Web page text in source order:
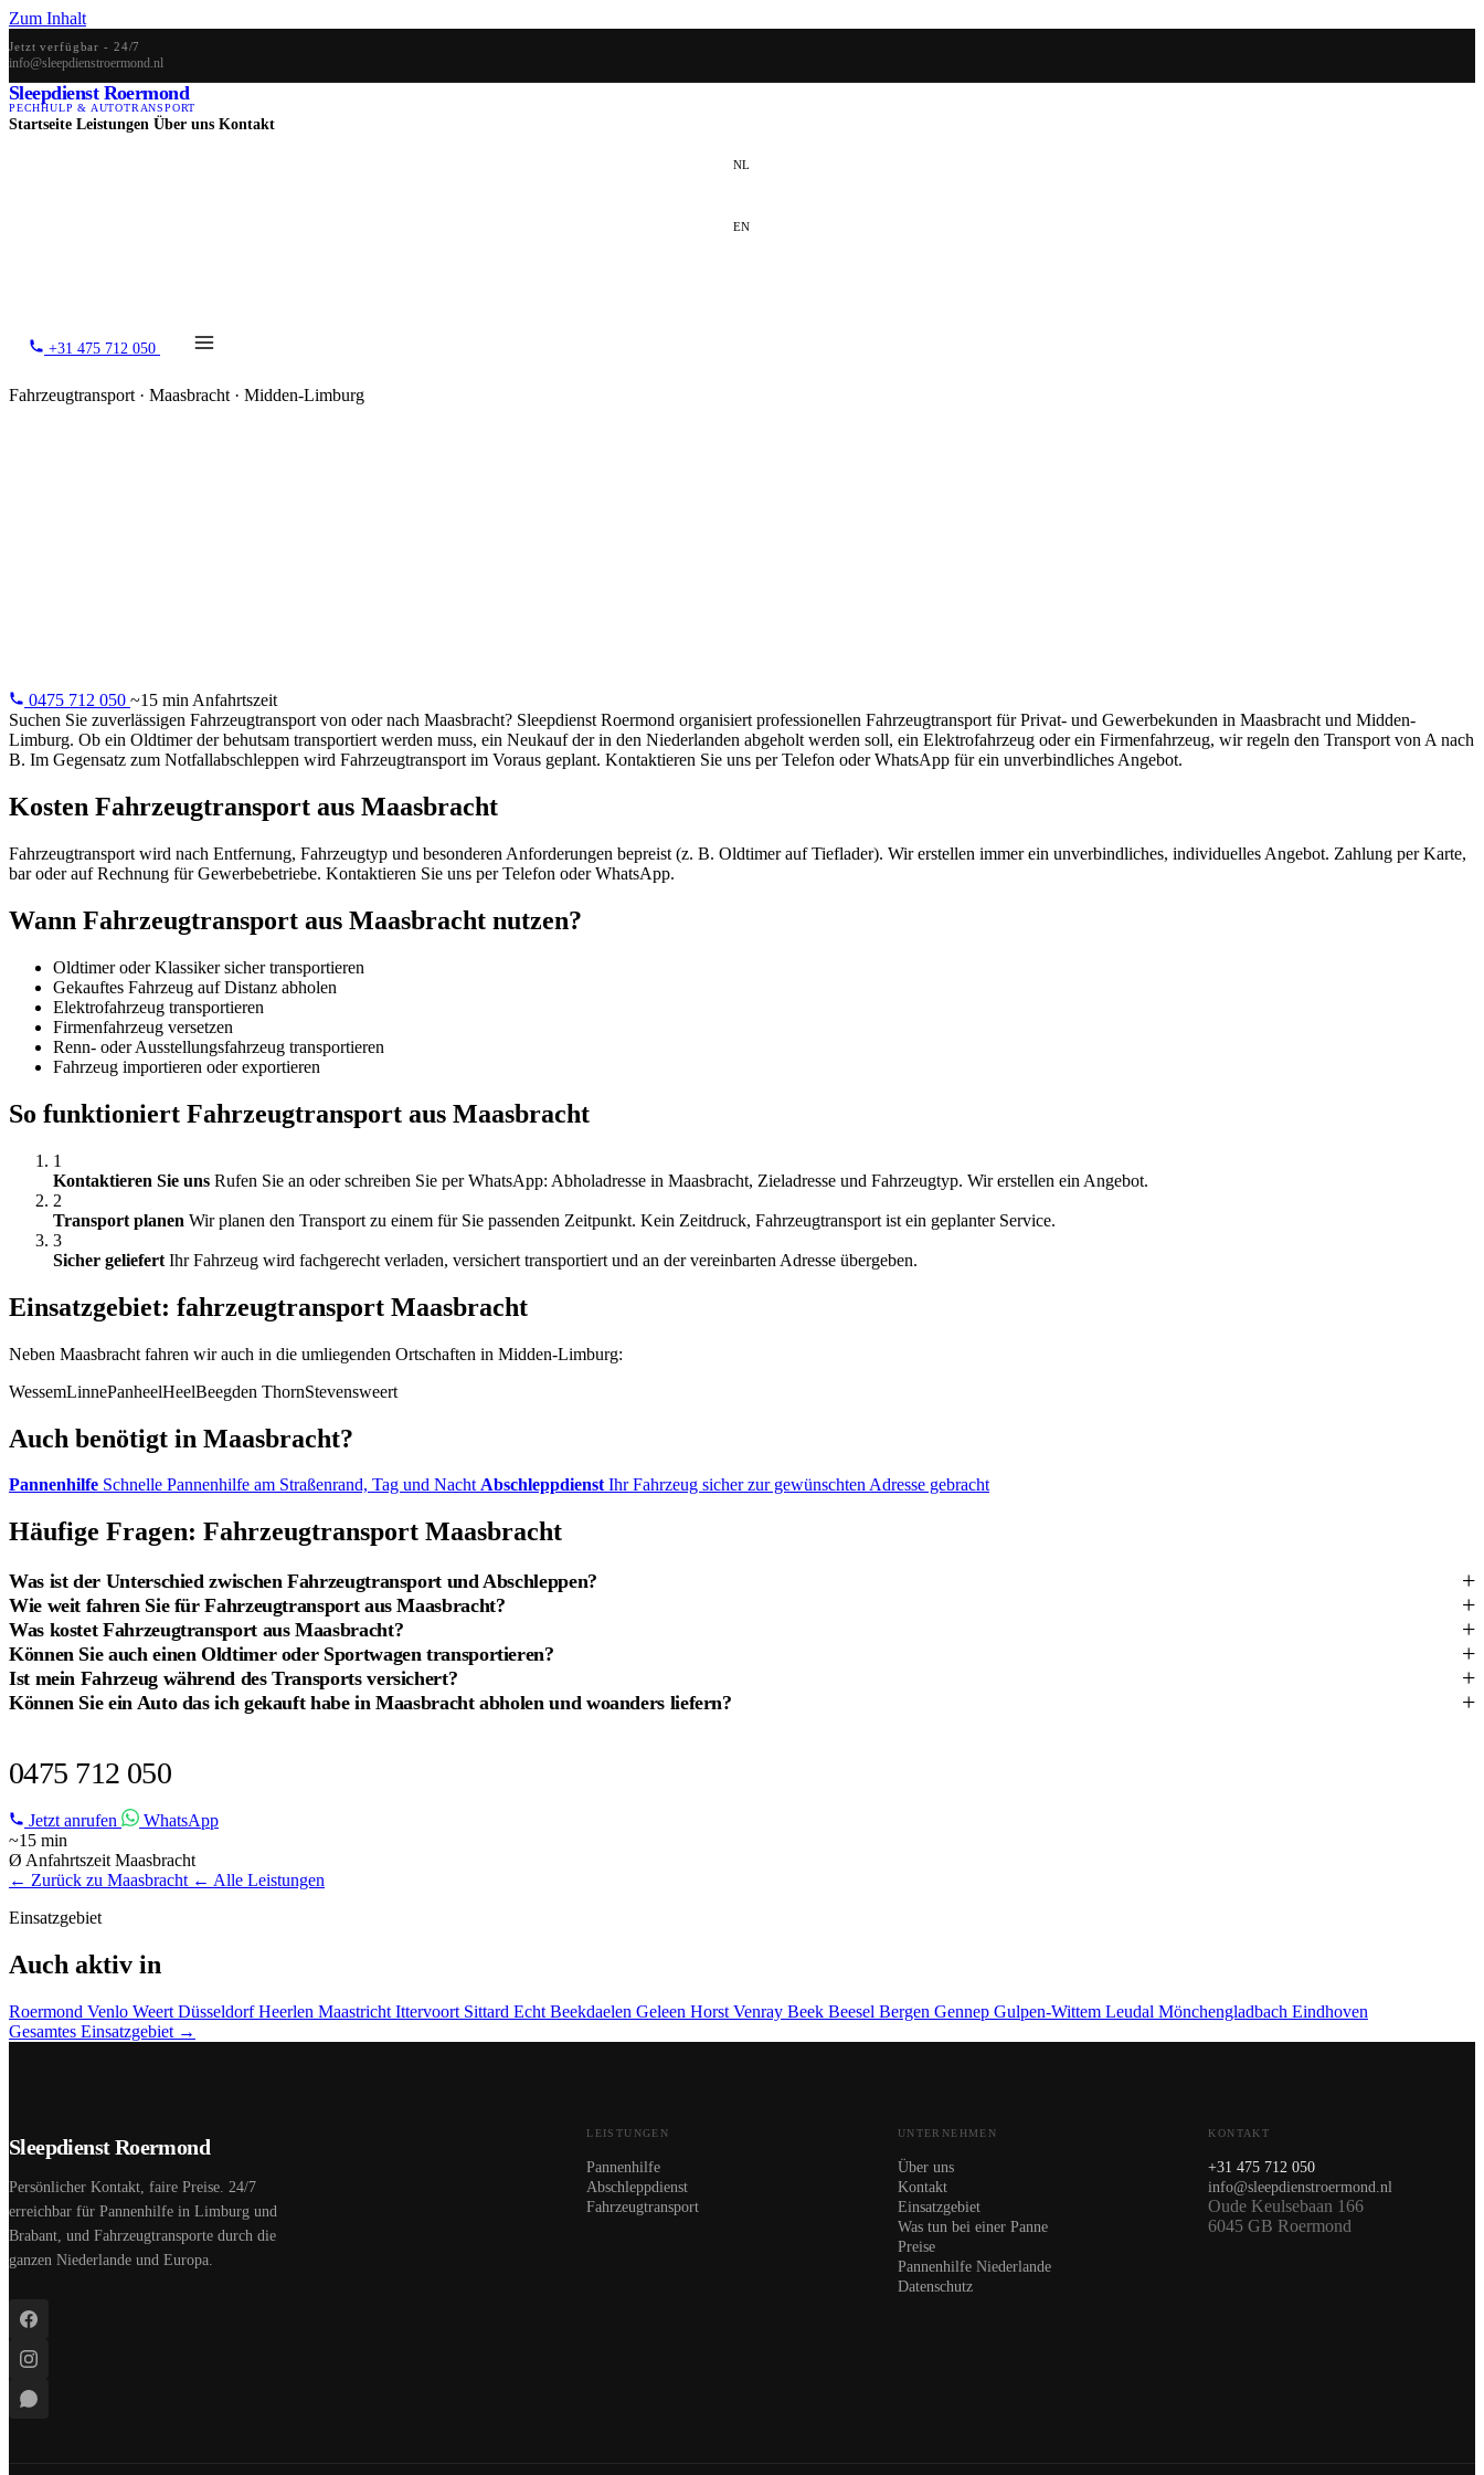
Zum Inhalt
Jetzt verfügbar - 24/7
info@sleepdienstroermond.nl
Sleepdienst Roermond
PECHHULP & AUTOTRANSPORT
Startseite Leistungen Über uns Kontakt
NL
EN
+31 475 712 050
Fahrzeugtransport · Maasbracht · Midden-Limburg
0475 712 050 ~15 min Anfahrtszeit
Suchen Sie zuverlässigen Fahrzeugtransport von oder nach Maasbracht? Sleepdienst Roermond organisiert professionellen Fahrzeugtransport für Privat- und Gewerbekunden in Maasbracht und Midden-
Limburg. Ob ein Oldtimer der behutsam transportiert werden muss, ein Neukauf der in den Niederlanden abgeholt werden soll, ein Elektrofahrzeug oder ein Firmenfahrzeug, wir regeln den Transport von A nach
B. Im Gegensatz zum Notfallabschleppen wird Fahrzeugtransport im Voraus geplant. Kontaktieren Sie uns per Telefon oder WhatsApp für ein unverbindliches Angebot.
Kosten Fahrzeugtransport aus Maasbracht
Fahrzeugtransport wird nach Entfernung, Fahrzeugtyp und besonderen Anforderungen bepreist (z. B. Oldtimer auf Tieflader). Wir erstellen immer ein unverbindliches, individuelles Angebot. Zahlung per Karte,
bar oder auf Rechnung für Gewerbebetriebe. Kontaktieren Sie uns per Telefon oder WhatsApp.
Wann Fahrzeugtransport aus Maasbracht nutzen?
Oldtimer oder Klassiker sicher transportieren
Gekauftes Fahrzeug auf Distanz abholen
Elektrofahrzeug transportieren
Firmenfahrzeug versetzen
Renn- oder Ausstellungsfahrzeug transportieren
Fahrzeug importieren oder exportieren
So funktioniert Fahrzeugtransport aus Maasbracht
1
Kontaktieren Sie uns Rufen Sie an oder schreiben Sie per WhatsApp: Abholadresse in Maasbracht, Zieladresse und Fahrzeugtyp. Wir erstellen ein Angebot.
2
Transport planen Wir planen den Transport zu einem für Sie passenden Zeitpunkt. Kein Zeitdruck, Fahrzeugtransport ist ein geplanter Service.
3
Sicher geliefert Ihr Fahrzeug wird fachgerecht verladen, versichert transportiert und an der vereinbarten Adresse übergeben.
Einsatzgebiet: fahrzeugtransport Maasbracht
Neben Maasbracht fahren wir auch in die umliegenden Ortschaften in Midden-Limburg:
WessemLinnePanheelHeelBeegden ThornStevensweert
Auch benötigt in Maasbracht?
Pannenhilfe Schnelle Pannenhilfe am Straßenrand, Tag und NachtAbschleppdienstIhr Fahrzeug sicher zur gewünschten Adresse gebracht
Häufige Fragen: Fahrzeugtransport Maasbracht
Was ist der Unterschied zwischen Fahrzeugtransport und Abschleppen? +
Wie weit fahren Sie für Fahrzeugtransport aus Maasbracht? +
Was kostet Fahrzeugtransport aus Maasbracht? +
Können Sie auch einen Oldtimer oder Sportwagen transportieren? +
Ist mein Fahrzeug während des Transports versichert? +
Können Sie ein Auto das ich gekauft habe in Maasbracht abholen und woanders liefern? +
0475 712 050
Jetzt anrufen
WhatsApp
~15 min
Ø Anfahrtszeit Maasbracht
← Zurück zu Maasbracht ← Alle Leistungen
Einsatzgebiet
Auch aktiv in
Roermond Venlo Weert DüsseldorfHeerlen Maastricht Ittervoort Sittard Echt Beekdaelen Geleen Horst Venray Beek Beesel Bergen Gennep Gulpen-Wittem Leudal Mönchengladbach Eindhoven
Gesamtes Einsatzgebiet →
Sleepdienst Roermond
Persönlicher Kontakt, faire Preise. 24/7
erreichbar für Pannenhilfe in Limburg und
Brabant, und Fahrzeugtransporte durch die
ganzen Niederlande und Europa.
LEISTUNGEN
Pannenhilfe
Abschleppdienst
Fahrzeugtransport
UNTERNEHMEN
Über uns
Kontakt
Einsatzgebiet
Was tun bei einer Panne
Preise
Pannenhilfe Niederlande
Datenschutz
KONTAKT
+31 475 712 050
info@sleepdienstroermond.nl
Oude Keulsebaan 166
6045 GB Roermond